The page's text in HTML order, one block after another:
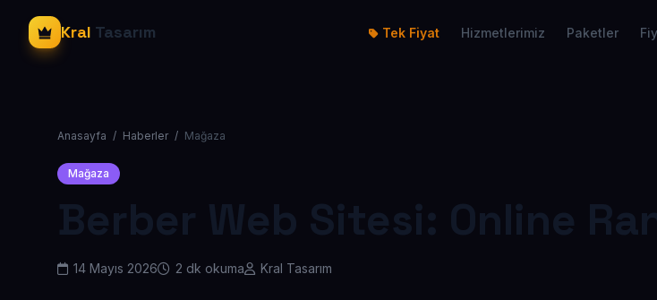
Kral Tasarım Tek Fiyat Hizmetlerimiz Paketler
Anasayfa / Haberler / Mağaza
Mağaza
Berber Web Sitesi: Online
14 Mayıs 2026 2 dk okuma Kral Tasarım